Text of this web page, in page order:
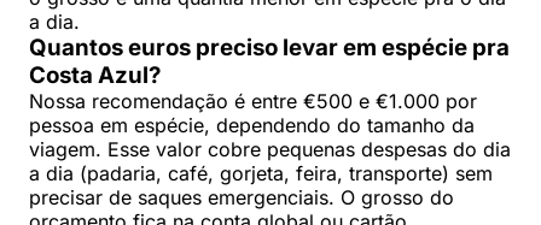
a dia.
Quantos euros preciso levar em espécie pra
Costa Azul?
Nossa recomendação é entre €500 e €1.000 por
pessoa em espécie, dependendo do tamanho da
viagem. Esse valor cobre pequenas despesas do dia
a dia (padaria, café, gorjeta, feira, transporte) sem
precisar de saques emergenciais. O grosso do